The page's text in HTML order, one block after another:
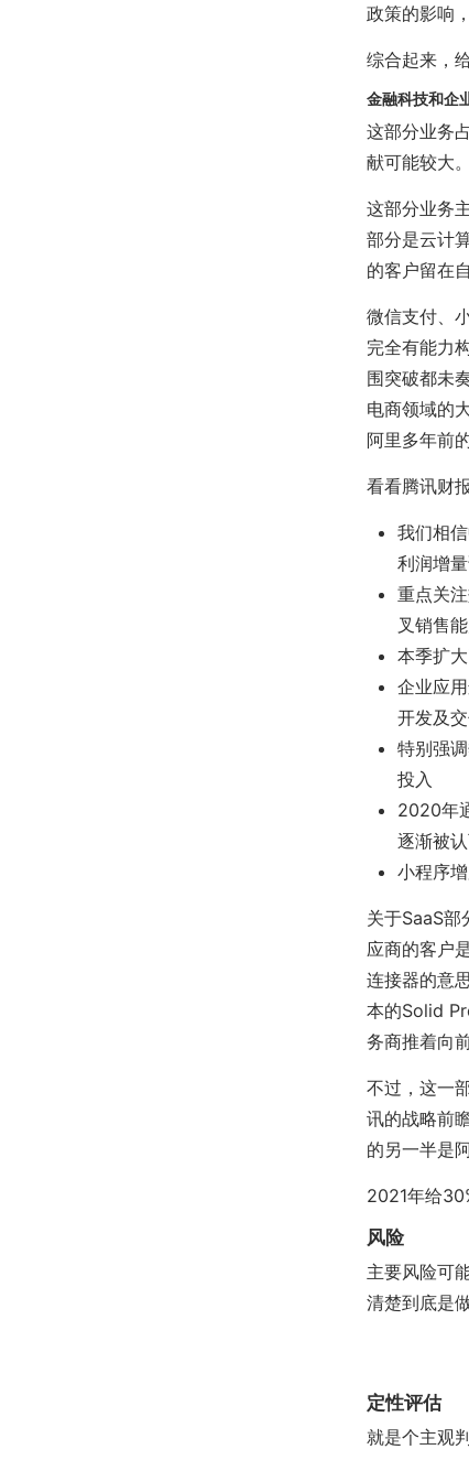
政策的影响
综合起来，
金融科技和企
这部分业务
献可能较大。
这部分业务
部分是云计
的客户留在
微信支付、
完全有能力
围突破都未
电商领域的
阿里多年前
看看腾讯财
我们相
利润增
重点关
叉销售
本季扩
企业应
开发及
特别强
投入
2020年
逐渐被
小程序
关于SaaS部
应商的客户
连接器的意
本的Solid
务商推着向
不过，这一
讯的战略前
的另一半是
2021年给
风险
主要风险可
清楚到底是
定性评估
就是个主观